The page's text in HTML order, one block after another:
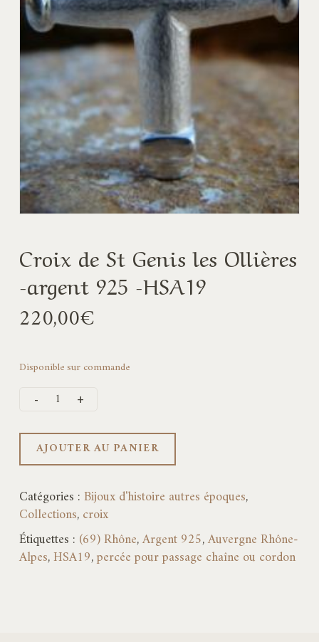
Croix de St Genis les Ollières
-argent 925 -HSA19
220,00€
Disponible sur commande
AJOUTER AU PANIER
Catégories :Bijoux d'histoire autres époques,
Collections,croix
Étiquettes : (69) Rhône,Argent 925,Auvergne Rhône-
Alpes,HSA19,percée pour passage chaîne ou cordon